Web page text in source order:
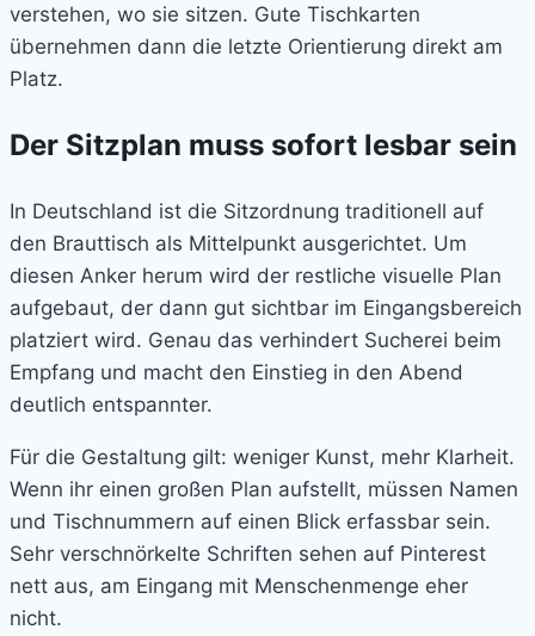
verstehen, wo sie sitzen. Gute Tischkarten
übernehmen dann die letzte Orientierung direkt am
Platz.
Der Sitzplan muss sofort lesbar sein
In Deutschland ist die Sitzordnung traditionell auf
den Brauttisch als Mittelpunkt ausgerichtet. Um
diesen Anker herum wird der restliche visuelle Plan
aufgebaut, der dann gut sichtbar im Eingangsbereich
platziert wird. Genau das verhindert Sucherei beim
Empfang und macht den Einstieg in den Abend
deutlich entspannter.
Für die Gestaltung gilt: weniger Kunst, mehr Klarheit.
Wenn ihr einen großen Plan aufstellt, müssen Namen
und Tischnummern auf einen Blick erfassbar sein.
Sehr verschnörkelte Schriften sehen auf Pinterest
nett aus, am Eingang mit Menschenmenge eher
nicht.